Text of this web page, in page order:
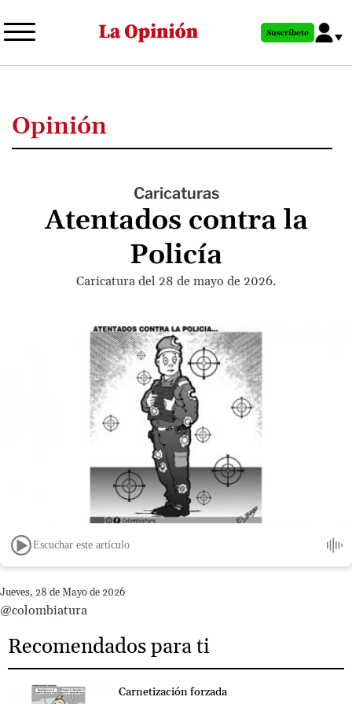
al
principal
Suscríbete
Opinión
Caricaturas
Atentados contra la
Policía
Caricatura del 28 de mayo de 2026.
Escuchar este artículo
Jueves, 28 de Mayo de 2026
@colombiatura
Recomendados para ti
Carnetización forzada